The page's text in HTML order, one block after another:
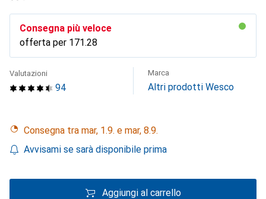
Consegna più veloce
offerta per CHF
171.28
94
Valutazioni Marca
Altri prodotti Wesco
Consegna tra mar, 1.9. e mar, 8.9.
Avvisami se sarà disponibile prima
Aggiungi al carrello